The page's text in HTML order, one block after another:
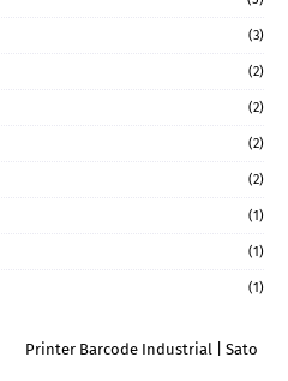
(3)
(2)
(2)
(2)
(2)
(1)
(1)
(1)
Printer Barcode Industrial | Sato